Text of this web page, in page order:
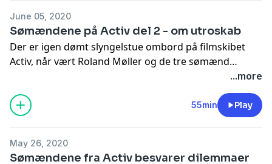
er for småt eller stort til vores panel. Og så foregår det
hele i en limousine, fordi why not?
June 05, 2020
Sømændene på Activ del 2 - om utroskab
Der er igen dømt slyngelstue ombord på filmskibet
Activ, når vært Roland Møller og de tre sømænd
Simon, Jonas og Martin svarer på lytternes dilemmaer
om utroskab. En lytter går og gemmer på gammel
hemmelighed fra en nytårsaften med vennerne, en
anden lytter har en ven med en destruktiv ægtefælle.
Roland og sømændene klar til at hjælpe en stakkel i
...more
55min Play
May 26, 2020
Sømændene fra Activ besvarer dilemmaer